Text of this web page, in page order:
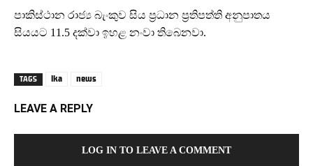
පාකිස්ථාන රාජ්‍ය බැංකුව සිය ප්‍රධාන ප්‍රතිපත්ති අනුපාතය
සියයට 11.5 දක්වා ඉහළ නංවා තිබෙනවා.
TAGS lka news
LEAVE A REPLY
LOG IN TO LEAVE A COMMENT